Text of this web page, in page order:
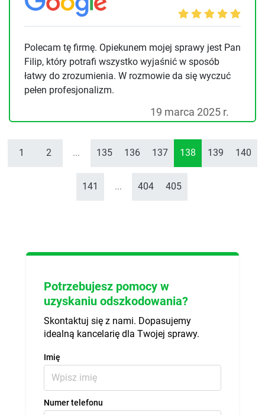
Polecam tę firmę. Opiekunem mojej sprawy jest Pan
Filip, który potrafi wszystko wyjaśnić w sposób
łatwy do zrozumienia. W rozmowie da się wyczuć
pełen profesjonalizm.
19 marca 2025 r.
1 2 ... 135 136 137 138 139 140
141 ... 404 405
Potrzebujesz pomocy w
uzyskaniu odszkodowania?
Skontaktuj się z nami. Dopasujemy
idealną kancelarię dla Twojej sprawy.
Imię
Numer telefonu